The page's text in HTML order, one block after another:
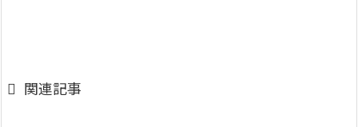
 関連記事